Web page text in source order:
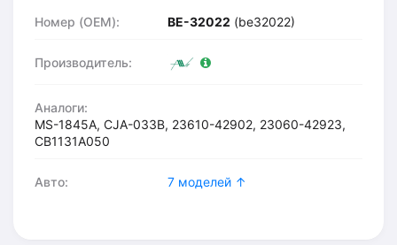
Номер (OEM): BE-32022 (be32022)
Производитель:
Аналоги:
MS-1845A, CJA-033B, 23610-42902, 23060-42923,
CB1131A050
Авто: 7 моделей ↑